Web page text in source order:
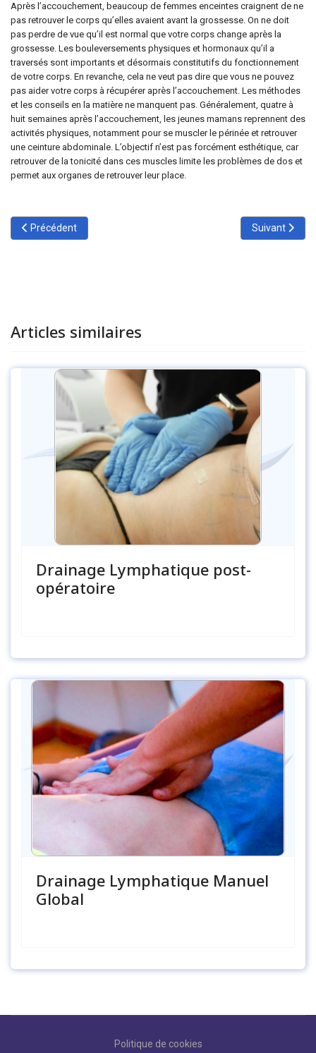
Après l’accouchement, beaucoup de femmes enceintes craignent de ne
pas retrouver le corps qu’elles avaient avant la grossesse. On ne doit
pas perdre de vue qu’il est normal que votre corps change après la
grossesse. Les bouleversements physiques et hormonaux qu’il a
traversés sont importants et désormais constitutifs du fonctionnement
de votre corps. En revanche, cela ne veut pas dire que vous ne pouvez
pas aider votre corps à récupérer après l’accouchement. Les méthodes
et les conseils en la matière ne manquent pas. Généralement, quatre à
huit semaines après l’accouchement, les jeunes mamans reprennent des
activités physiques, notamment pour se muscler le périnée et retrouver
une ceinture abdominale. L’objectif n’est pas forcément esthétique, car
retrouver de la tonicité dans ces muscles limite les problèmes de dos et
permet aux organes de retrouver leur place.
Article précédent : Drainage Lymphatique Manuel Global
Précédent Article
Suivant
Articles similaires
Drainage Lymphatique post-
opératoire
Drainage Lymphatique Manuel
Global
Politique de cookies